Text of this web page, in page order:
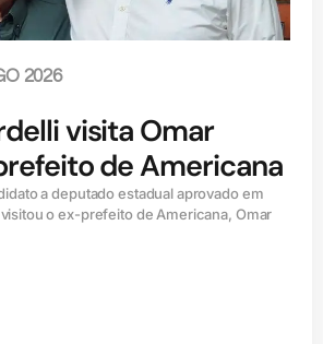
2026
visita Omar
de Americana
a deputado estadual aprovado em
o ex-prefeito de Americana, Omar